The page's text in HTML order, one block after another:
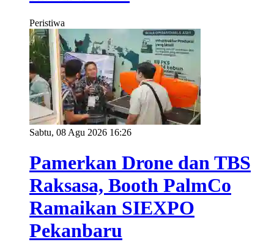
Peristiwa
Sabtu, 08 Agu 2026 16:26
Pamerkan Drone dan TBS
Raksasa, Booth PalmCo
Ramaikan SIEXPO
Pekanbaru